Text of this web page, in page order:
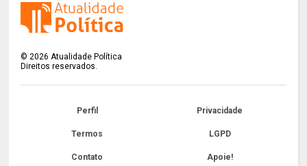
©2026 Atualidade Política
Direitos reservados.
Perfil Privacidade
Termos LGPD
Contato Apoie!